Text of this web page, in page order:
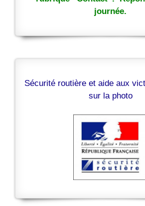
journée.
Sécurité routière et aide aux
sur la photo